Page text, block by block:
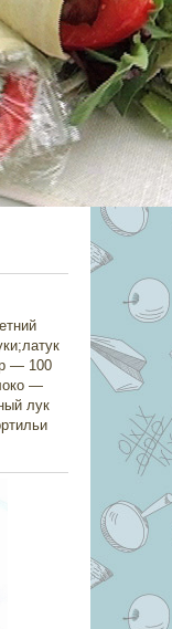
— 100
—
лук